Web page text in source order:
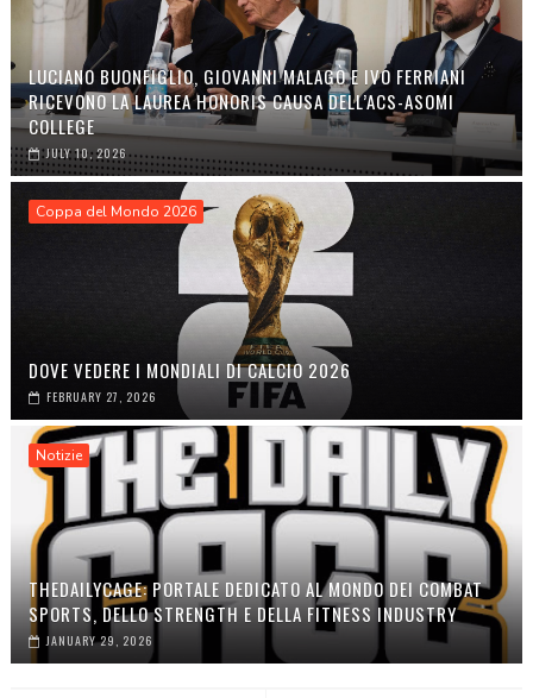
LUCIANO BUONFIGLIO, GIOVANNI MALAGÒ E IVO FERRIANI
RICEVONO LA LAUREA HONORIS CAUSA DELL’ACS-ASOMI
COLLEGE
JULY 10, 2026
Coppa del Mondo 2026
DOVE VEDERE I MONDIALI DI CALCIO 2026
FEBRUARY 27, 2026
Notizie
THEDAILYCAGE: PORTALE DEDICATO AL MONDO DEI COMBAT
SPORTS, DELLO STRENGTH E DELLA FITNESS INDUSTRY
JANUARY 29, 2026